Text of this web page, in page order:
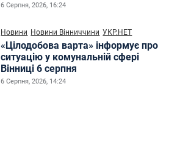
6 Серпня, 2026, 16:24
Новини Новини Вінниччини УКР.НЕТ
«Цілодобова варта» інформує про
ситуацію у комунальній сфері
Вінниці 6 серпня
6 Серпня, 2026, 14:24